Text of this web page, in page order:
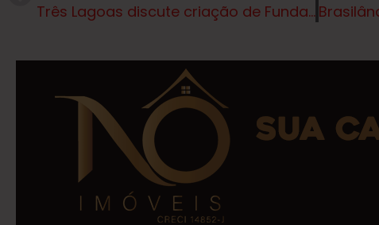
Três Lagoas discute criação de Fundações de Esporte, Turismo e Cultura com o Governo do Estado